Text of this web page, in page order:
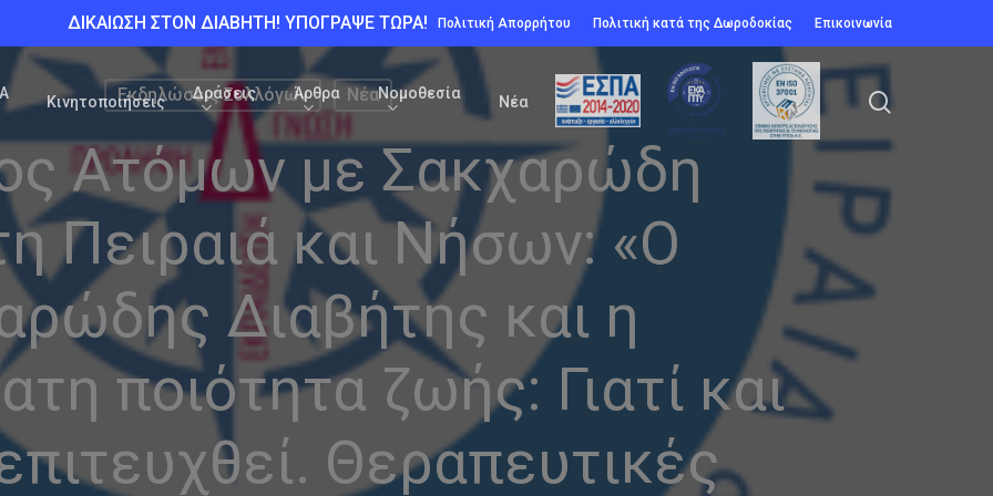
ΔΙΚΑΙΩΣΗ ΣΤΟΝ ΔΙΑΒΗΤΗ! ΥΠΟΓΡΑΨΕ ΤΩΡΑ! Πολιτική Απορρήτου Πολιτική κατά της Δωροδοκίας Επικοινωνία
Κινητοποιήσεις
Δράσεις Άρθρα Νομοθεσία
Νέα
Εκδηλώσεις Συλλόγων Νέα
Ατόμων με Σακχαρώδη
Πειραιά και Νήσων: «Ο
Διαβήτης και η
ποιότητα ζωής: Γιατί και
Θεραπευτικές